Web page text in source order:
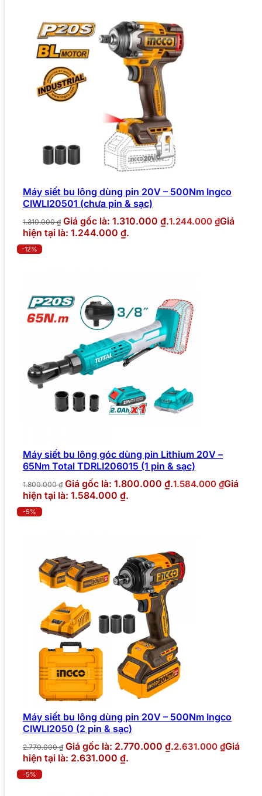
Máy siết bu lông dùng pin 20V – 500Nm Ingco
CIWLI20501 (chưa pin & sạc)
1.310.000₫ Giá gốc là: 1.310.000 ₫.1.244.000 ₫Giá
hiện tại là: 1.244.000 ₫.
-12%
Máy siết bu lông góc dùng pin Lithium 20V –
65Nm Total TDRLI206015 (1 pin & sạc)
1.800.000₫ Giá gốc là: 1.800.000 ₫.1.584.000 ₫Giá
hiện tại là: 1.584.000 ₫.
-5%
Máy siết bu lông dùng pin 20V – 500Nm Ingco
CIWLI2050 (2 pin & sạc)
2.770.000₫ Giá gốc là: 2.770.000 ₫.2.631.000 ₫Giá
hiện tại là: 2.631.000 ₫.
-5%